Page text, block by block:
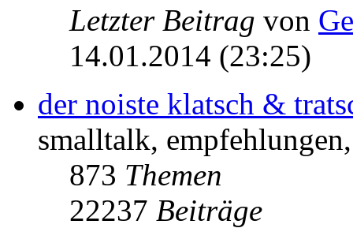
Letzter Beitrag von
14.01.2014 (23:25)
der noiste klatsch &
smalltalk,
873 Themen
22237 Beiträge